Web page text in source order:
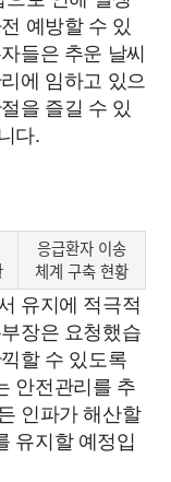
예방할 수 있
들은 추운 날씨
에 임하고 있으
을 즐길 수 있
다.
응급환자 이송
체계 구축 현황
유지에 적극적
장은 요청했습
할 수 있도록
안전관리를 추
인파가 해산할
유지할 예정입